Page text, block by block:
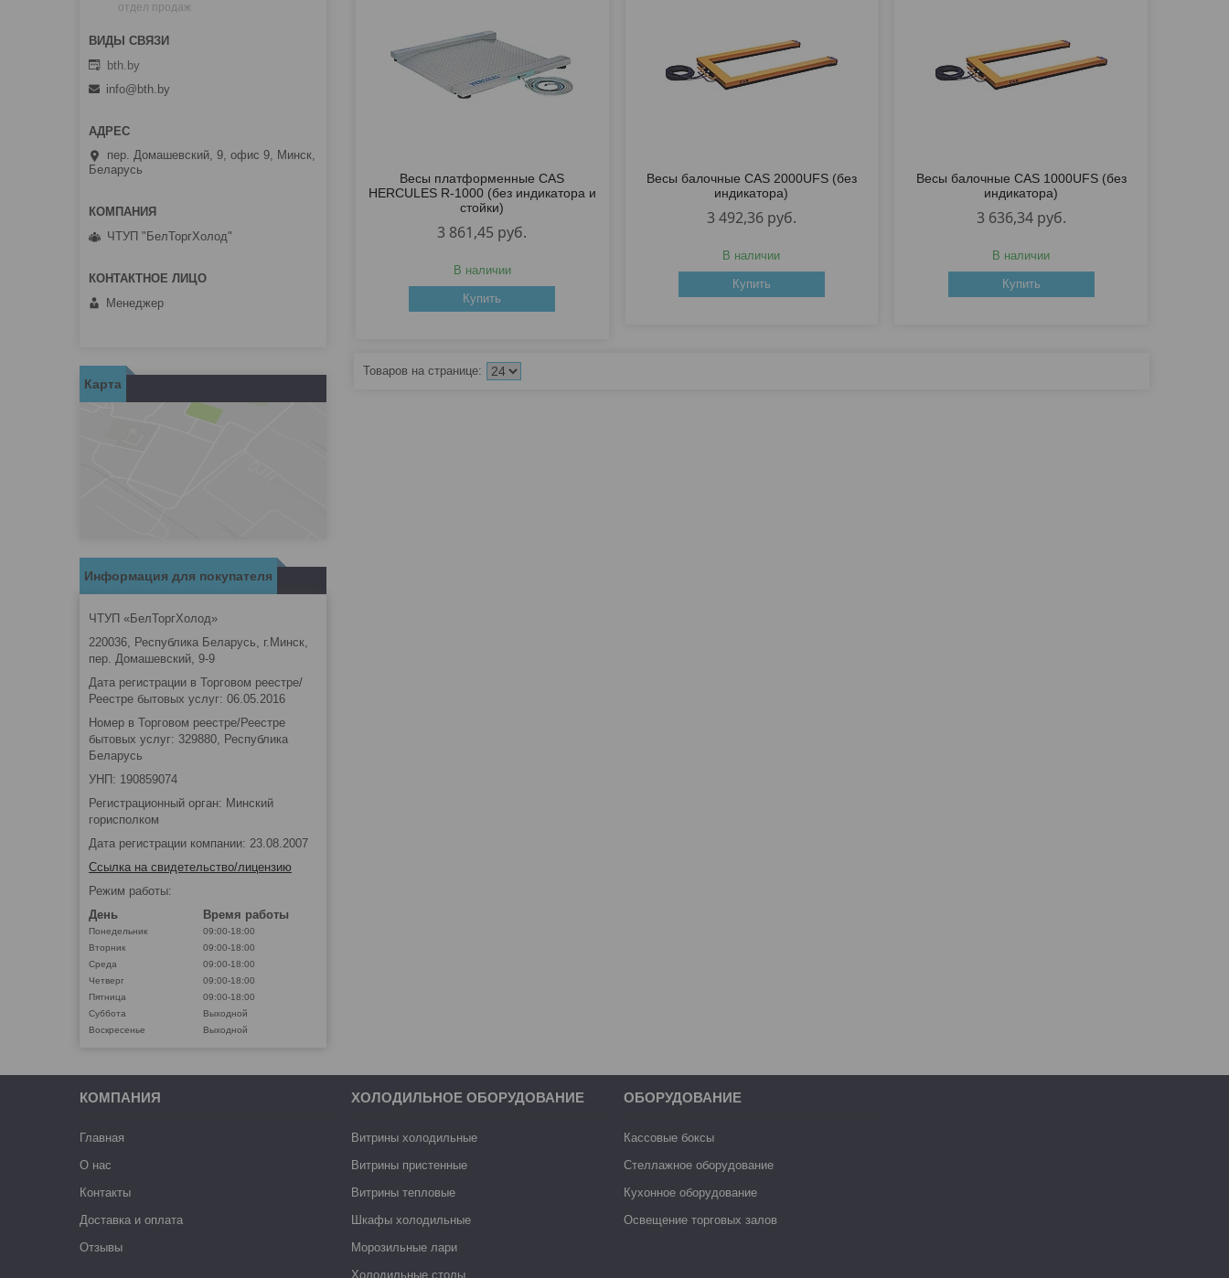
Весы платформенные CAS
HERCULES R-1000 (без индикатора и
стойки)
3 861,45 руб.
В наличии
Купить
Весы балочные CAS 2000UFS (без
индикатора)
3 492,36 руб.
В наличии
Купить
Весы балочные CAS 1000UFS (без
индикатора)
3 636,34 руб.
В наличии
Купить
отдел продаж
bth.by
info@bth.by
пер. Домашевский, 9, офис 9, Минск,
Беларусь
ЧТУП "БелТоргХолод"
Менеджер
Карта
Информация для покупателя
ЧТУП «БелТоргХолод»
220036, Республика Беларусь, г.Минск,
пер. Домашевский, 9-9
Дата регистрации в Торговом реестре/
Реестре бытовых услуг: 06.05.2016
Номер в Торговом реестре/Реестре
бытовых услуг: 329880, Республика
Беларусь
УНП: 190859074
Регистрационный орган: Минский
горисполком
Дата регистрации компании: 23.08.2007
Ссылка на свидетельство/лицензию
Режим работы:
День
Время работы
Понедельник
09:00-18:00
Вторник
09:00-18:00
Среда
09:00-18:00
Четверг
09:00-18:00
Пятница
09:00-18:00
Суббота
Выходной
Воскресенье
Выходной
КОМПАНИЯ
Главная
О нас
Контакты
Доставка и оплата
Отзывы
ХОЛОДИЛЬНОЕ ОБОРУДОВАНИЕ
Витрины холодильные
Витрины пристенные
Витрины тепловые
Шкафы холодильные
Морозильные лари
Холодильные столы
ОБОРУДОВАНИЕ
Кассовые боксы
Стеллажное оборудование
Кухонное оборудование
Освещение торговых залов